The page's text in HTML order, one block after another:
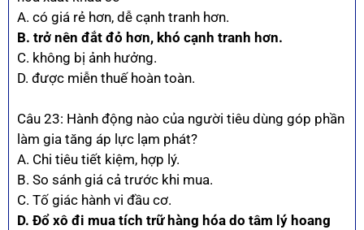
A. có giá rẻ hơn, dễ cạnh tranh hơn.
B. trở nên đắt đỏ hơn, khó cạnh tranh hơn.
C. không bị ảnh hưởng.
D. được miễn thuế hoàn toàn.
Câu 23: Hành động nào của người tiêu dùng góp phần
làm gia tăng áp lực lạm phát?
A. Chi tiêu tiết kiệm, hợp lý.
B. So sánh giá cả trước khi mua.
C. Tố giác hành vi đầu cơ.
D. Đổ xô đi mua tích trữ hàng hóa do tâm lý hoang